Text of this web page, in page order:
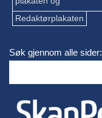
Redaktørplakaten
Søk gjennom alle sider: